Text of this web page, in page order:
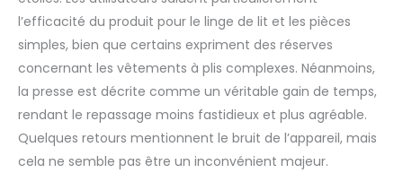
par mètre cube). Débit
de vapeur et pression
automatiques.
Fonction vapeur :
puissance de vapeur
de 90 g par minute, et
une sortie de vapeur de
120 g par minute, sans
aucune goutte d'eau.
l’efficacité du produit pour le linge de lit et les pièces
simples, bien que certains expriment des réserves
concernant les vêtements à plis complexes. Néanmoins,
la presse est décrite comme un véritable gain de temps,
rendant le repassage moins fastidieux et plus agréable.
Quelques retours mentionnent le bruit de l’appareil, mais
cela ne semble pas être un inconvénient majeur.